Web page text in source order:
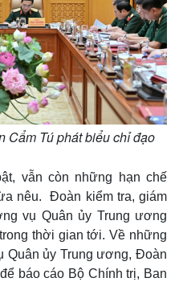
Thị trường
Giá vàng
Tiêu dùng
Cẩm Tú phát biểu chỉ đạo
vẫn còn những hạn chế
nêu. Đoàn kiểm tra, giám
vụ Quân ủy Trung ương
thời gian tới. Về những
Quân ủy Trung ương, Đoàn
báo cáo Bộ Chính trị, Ban